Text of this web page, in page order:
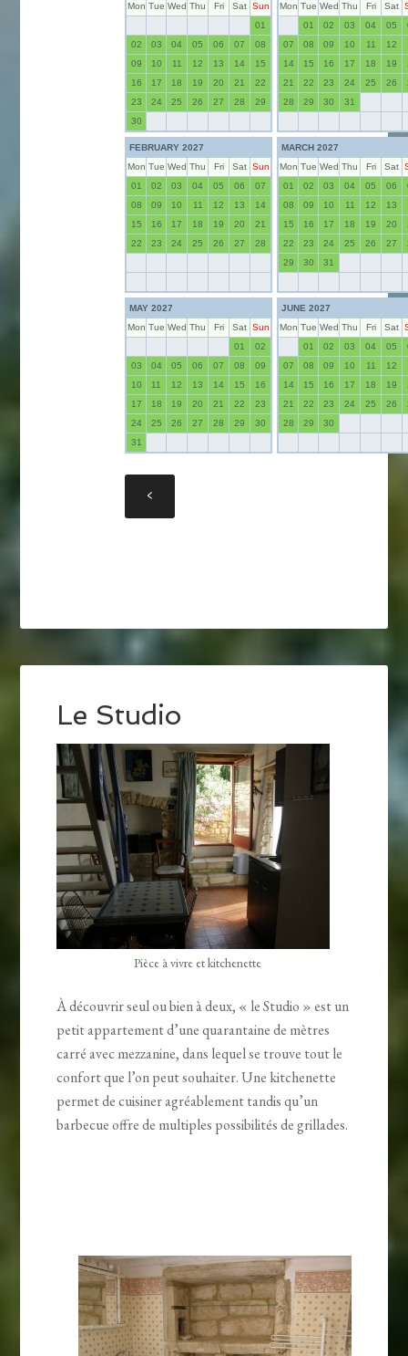
Mon Tue Wed Thu Fri Sat Sun
01
02
03 04 05 06 07
08
09
10 11 12 13 14
15
16
17 18 19 20 21
22
23
24 25 26 27 28
29
30
Mon Tue Wed Thu Fri Sat
01
02 03 04 05
07
08 09 10 11 12
14
15 16 17 18 19
21
22 23 24 25 26
28
29 30 31
FEBRUARY 2027
Mon Tue Wed Thu Fri Sat Sun
01
02 03 04 05 06
07
08
09 10 11 12 13
14
15
16 17 18 19 20
21
22
23 24 25 26 27 28
MARCH 2027
Mon Tue Wed Thu Fri Sat
01
02 03 04 05 06
08
09 10 11 12 13
15
16 17 18 19 20
22
23 24 25 26 27
29
30 31
MAY 2027
Mon Tue Wed Thu Fri Sat Sun
01
02
03
04 05 06 07 08
09
10
11 12 13 14 15
16
17
18 19 20 21 22
23
24
25 26 27 28 29
30
31
JUNE 2027
Mon Tue Wed Thu Fri Sat
01
02 03 04 05
07
08 09 10 11 12
14
15 16 17 18 19
21
22 23 24 25 26
28
29 30
Le Studio
Pièce à vivre et kitchenette
À découvrir seul ou bien à deux, « le Studio » est un
petit appartement d’une quarantaine de mètres
carré avec mezzanine, dans lequel se trouve tout le
confort que l’on peut souhaiter. Une kitchenette
permet de cuisiner agréablement tandis qu’un
barbecue offre de multiples possibilités de grillades.